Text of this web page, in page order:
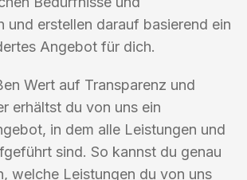
und erstellen darauf basierend ein
Angebot für dich.
Wert auf Transparenz und
erhältst du von uns ein
in dem alle Leistungen und
sind. So kannst du genau
welche Leistungen du von uns